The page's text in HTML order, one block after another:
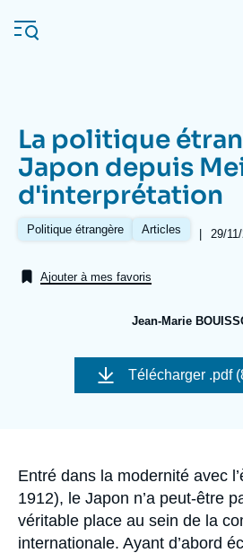
au
contenu
Navigation
principale
L'Ifri
À propos de l'Ifri
La politique
Japon depuis
d'interprétation
Politique étrangère Articles |
Date
29/
Ajouter à mes favoris
Jean-Marie
Image
couverture
Télécharger .pdf
Accroche
Entré dans la modernité avec
1912), le Japon n’a peut-être
véritable place au sein de la
internationale. Ayant d’abord